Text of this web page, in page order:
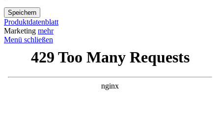
Speichern
Produktdatenblatt
Marketing mehr
Menü schließen